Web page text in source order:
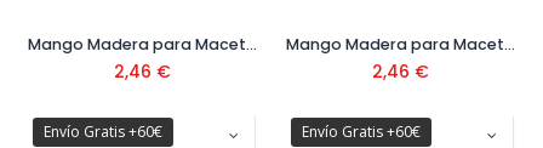
Mango Madera para Maceta Ref. M5308-AN
2,46 €
Mango Madera para Maceta Ref. M5308-BN
2,46 €
Envío Gratis +60€ Envío Gratis +60€